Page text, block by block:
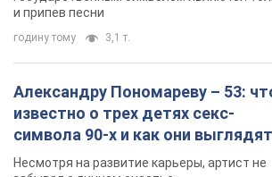
В ПриватБанке рассказали,
действительны ли доллары 1996
года: принимают ли обменники и
банки такие купюры
Что делать, если банки и обменники не
принимают старые доллары
8 годин тому 59,8 т.